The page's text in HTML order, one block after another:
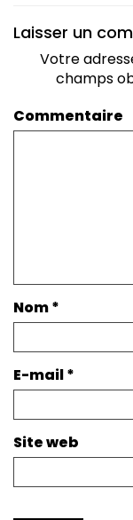
Laisser un
Votre
champs
Commentaire
Nom*
E-mail*
Site web